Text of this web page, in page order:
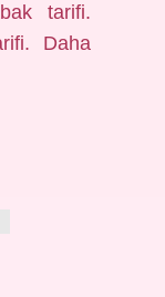
tarifi.
Daha